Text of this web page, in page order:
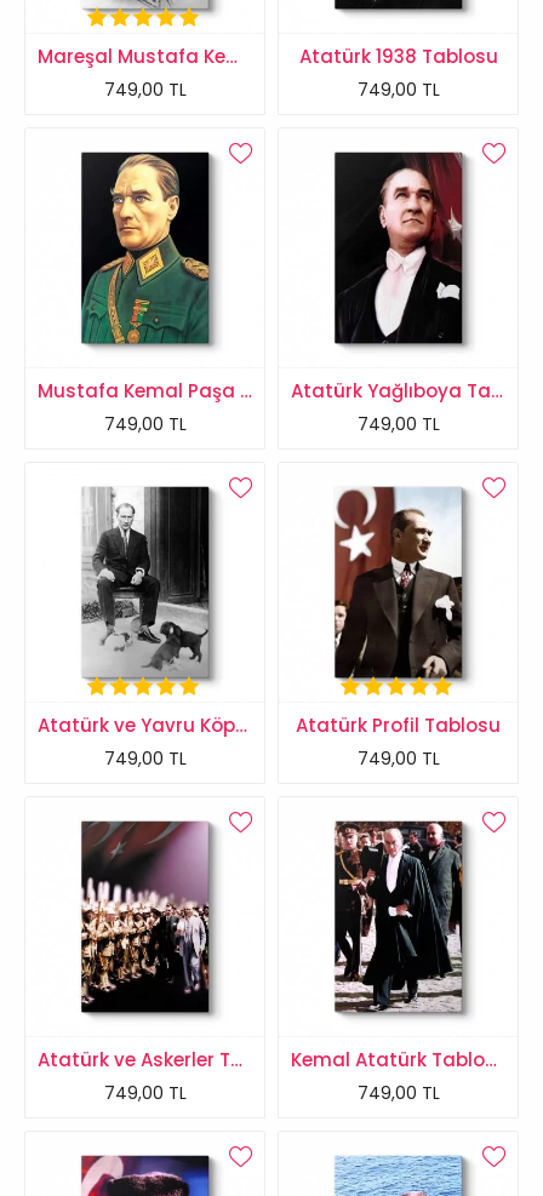
Mareşal Mustafa Kemal Atatürk Tablosu
749,00 TL
Atatürk 1938 Tablosu
749,00 TL
Mustafa Kemal Paşa Tablosu
749,00 TL
Atatürk Yağlıboya Tablosu
749,00 TL
Atatürk ve Yavru Köpekler Tablosu
749,00 TL
Atatürk Profil Tablosu
749,00 TL
Atatürk ve Askerler Tablosu
749,00 TL
Kemal Atatürk Tablosu
749,00 TL